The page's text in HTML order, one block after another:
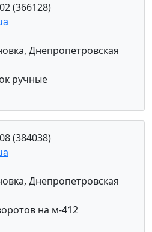
(366128)
Днепропетровская
ручные
(384038)
Днепропетровская
на м-412